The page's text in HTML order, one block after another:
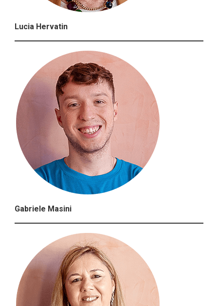
Lucia Hervatin
Gabriele Masini